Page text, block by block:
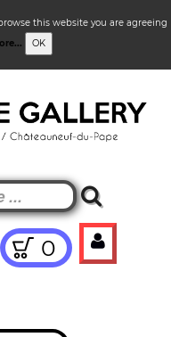
this website you are agreeing
OK
0